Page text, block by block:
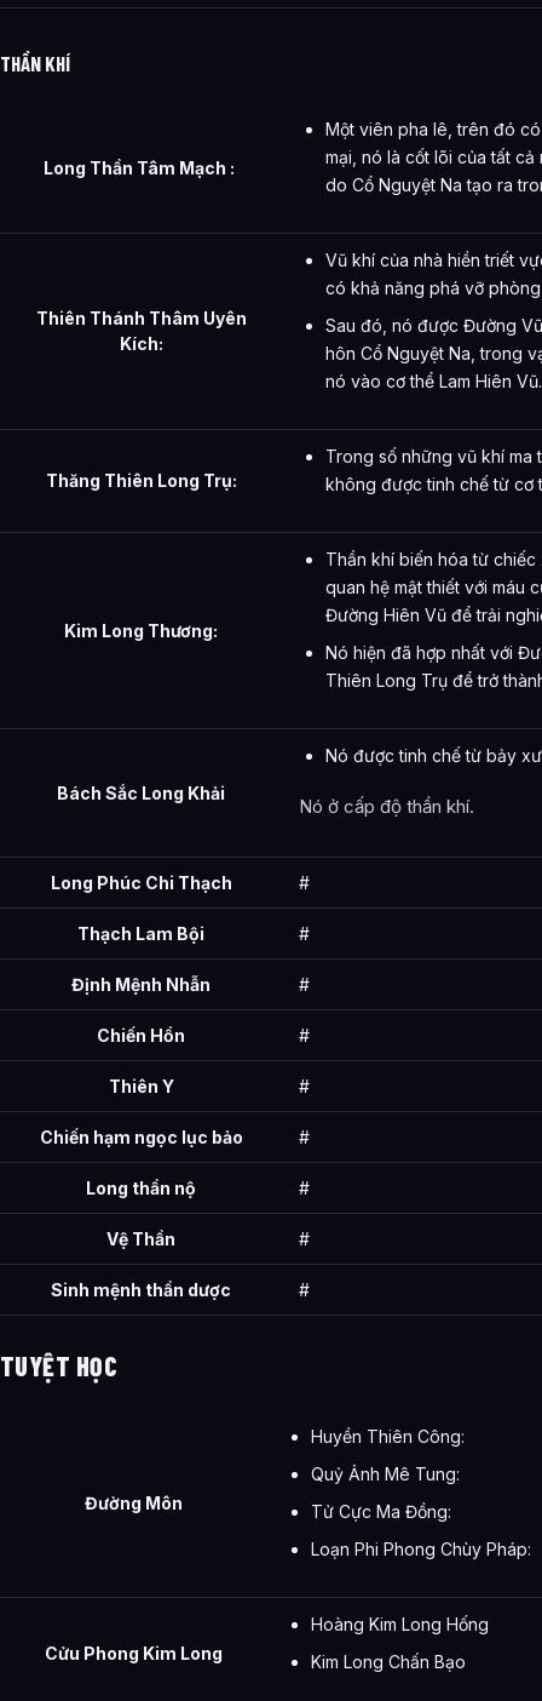
THẦN KHÍ
Long Thần Tâm Mạch :
Một viên pha lê, trên đó
mại, nó là cốt lõi của tất
do Cổ Nguyệt Na tạo ra
Thiên Thánh Thâm Uyên
Kích:
Vũ khí của nhà hiền triết
có khả năng phá vỡ
Sau đó, nó được Đường
hôn Cổ Nguyệt Na, trong
nó vào cơ thể Lam Hiên Vũ.
Thăng Thiên Long Trụ:
Trong số những vũ khí ma
không được tinh chế từ cơ
Kim Long Thương:
Thần khí biến hóa từ
quan hệ mật thiết với máu
Đường Hiên Vũ để trải
Nó hiện đã hợp nhất với
Thiên Long Trụ để trở
Bách Sắc Long Khải
Nó được tinh chế từ bảy
Nó ở cấp độ thần khí.
Long Phúc Chi Thạch #
Thạch Lam Bội #
Định Mệnh Nhẫn #
Chiến Hồn #
Thiên Y #
Chiến hạm ngọc lục bảo #
Long thần nộ #
Vệ Thần #
Sinh mệnh thần dược #
TUYỆT HỌC
Đường Môn
Huyền Thiên Công:
Quỷ Ảnh Mê Tung:
Tử Cực Ma Đồng:
Loạn Phi Phong Chùy Pháp:
Cửu Phong Kim Long
Hoàng Kim Long Hống
Kim Long Chấn Bạo